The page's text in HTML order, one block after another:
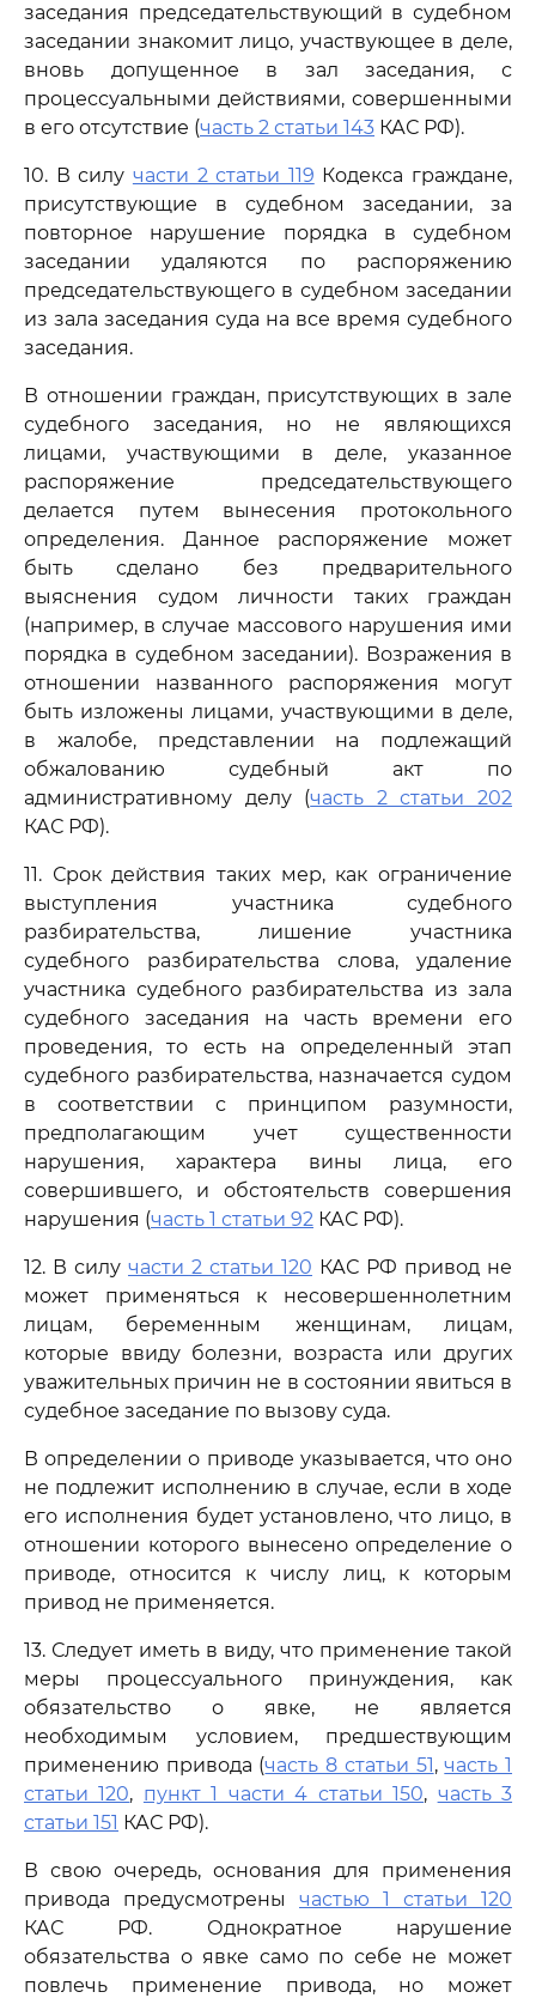
заседания председательствующий в судебном
заседании знакомит лицо, участвующее в деле,
вновь допущенное в зал заседания, с
процессуальными действиями, совершенными
в его отсутствие (часть 2 статьи 143 КАС РФ).
10. В силу части 2 статьи 119 Кодекса граждане,
присутствующие в судебном заседании, за
повторное нарушение порядка в судебном
заседании удаляются по распоряжению
председательствующего в судебном заседании
из зала заседания суда на все время судебного
заседания.
В отношении граждан, присутствующих в зале
судебного заседания, но не являющихся
лицами, участвующими в деле, указанное
распоряжение председательствующего
делается путем вынесения протокольного
определения. Данное распоряжение может
быть сделано без предварительного
выяснения судом личности таких граждан
(например, в случае массового нарушения ими
порядка в судебном заседании). Возражения в
отношении названного распоряжения могут
быть изложены лицами, участвующими в деле,
в жалобе, представлении на подлежащий
обжалованию судебный акт по
административному делу (часть 2 статьи 202
КАС РФ).
11. Срок действия таких мер, как ограничение
выступления участника судебного
разбирательства, лишение участника
судебного разбирательства слова, удаление
участника судебного разбирательства из зала
судебного заседания на часть времени его
проведения, то есть на определенный этап
судебного разбирательства, назначается судом
в соответствии с принципом разумности,
предполагающим учет существенности
нарушения, характера вины лица, его
совершившего, и обстоятельств совершения
нарушения (часть 1 статьи 92 КАС РФ).
12. В силу части 2 статьи 120 КАС РФ привод не
может применяться к несовершеннолетним
лицам, беременным женщинам, лицам,
которые ввиду болезни, возраста или других
уважительных причин не в состоянии явиться в
судебное заседание по вызову суда.
В определении о приводе указывается, что оно
не подлежит исполнению в случае, если в ходе
его исполнения будет установлено, что лицо, в
отношении которого вынесено определение о
приводе, относится к числу лиц, к которым
привод не применяется.
13. Следует иметь в виду, что применение такой
меры процессуального принуждения, как
обязательство о явке, не является
необходимым условием, предшествующим
применению привода (часть 8 статьи 51,часть 1
статьи 120, пункт 1 части 4 статьи 150, часть 3
статьи 151 КАС РФ).
В свою очередь, основания для применения
привода предусмотрены частью 1 статьи 120
КАС РФ. Однократное нарушение
обязательства о явке само по себе не может
повлечь применение привода, но может